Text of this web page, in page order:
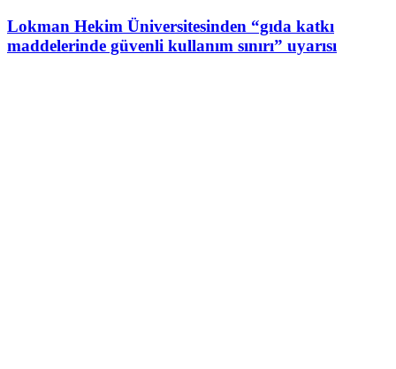
Lokman Hekim Üniversitesinden “gıda katkı
maddelerinde güvenli kullanım sınırı” uyarısı